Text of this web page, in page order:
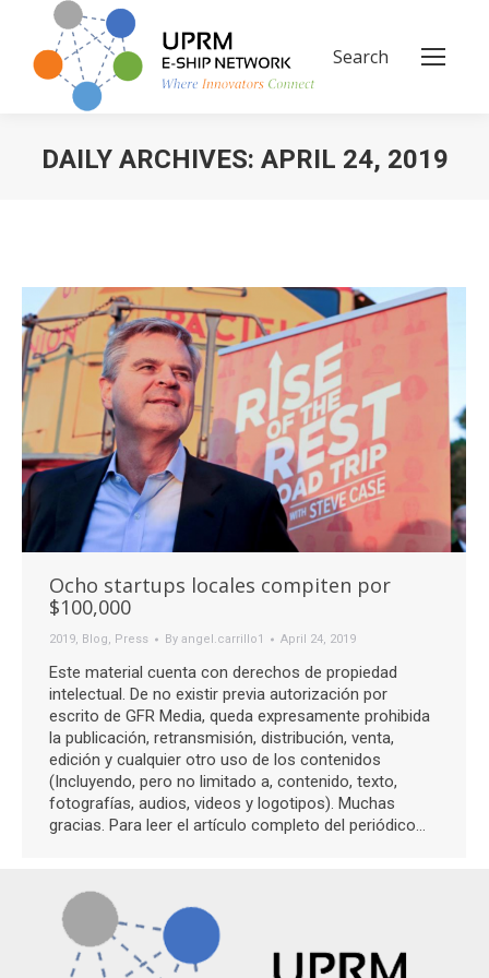
Search:
Search
DAILY ARCHIVES: APRIL 24, 2019
Ocho startups locales compiten por
$100,000
2019, Blog, Press By angel.carrillo1 April 24, 2019
Este material cuenta con derechos de propiedad
intelectual. De no existir previa autorización por
escrito de GFR Media, queda expresamente prohibida
la publicación, retransmisión, distribución, venta,
edición y cualquier otro uso de los contenidos
(Incluyendo, pero no limitado a, contenido, texto,
fotografías, audios, videos y logotipos). Muchas
gracias. Para leer el artículo completo del periódico…